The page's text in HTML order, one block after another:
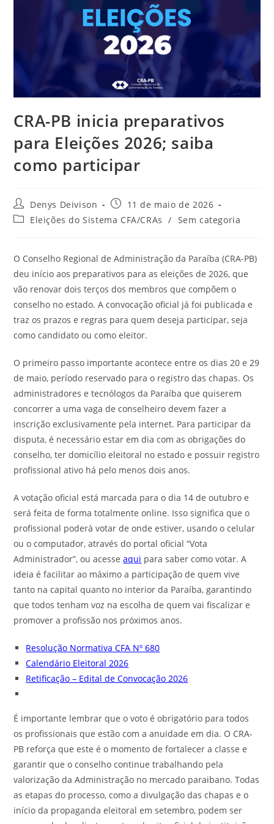
CRA-PB inicia preparativos
para Eleições 2026; saiba
como participar
Autor
do
post:
Denys Deivison
Post
publicado:
11 de maio de 2026
Categoria
Eleições do Sistema CFA/CRAs / Sem categoria
O Conselho Regional de Administração da Paraíba (CRA-PB)
deu início aos preparativos para as eleições de 2026, que
vão renovar dois terços dos membros que compõem o
conselho no estado. A convocação oficial já foi publicada e
traz os prazos e regras para quem deseja participar, seja
como candidato ou como eleitor.
O primeiro passo importante acontece entre os dias 20 e 29
de maio, período reservado para o registro das chapas. Os
administradores e tecnólogos da Paraíba que quiserem
concorrer a uma vaga de conselheiro devem fazer a
inscrição exclusivamente pela internet. Para participar da
disputa, é necessário estar em dia com as obrigações do
conselho, ter domicílio eleitoral no estado e possuir registro
profissional ativo há pelo menos dois anos.
A votação oficial está marcada para o dia 14 de outubro e
será feita de forma totalmente online. Isso significa que o
profissional poderá votar de onde estiver, usando o celular
ou o computador, através do portal oficial “Vota
Administrador”, ou acesseaqui para saber como votar. A
ideia é facilitar ao máximo a participação de quem vive
tanto na capital quanto no interior da Paraíba, garantindo
que todos tenham voz na escolha de quem vai fiscalizar e
promover a profissão nos próximos anos.
Resolução Normativa CFA Nº 680
Calendário Eleitoral 2026
Retificação – Edital de Convocação 2026
É importante lembrar que o voto é obrigatório para todos
os profissionais que estão com a anuidade em dia. O CRA-
PB reforça que este é o momento de fortalecer a classe e
garantir que o conselho continue trabalhando pela
valorização da Administração no mercado paraibano. Todas
as etapas do processo, como a divulgação das chapas e o
início da propaganda eleitoral em setembro, podem ser